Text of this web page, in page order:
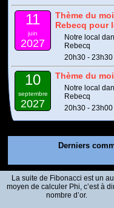
11
juin
2027
Thème du
Rebecq pour
Notre local
Rebecq
20h30 - 23h30
10
septembre
2027
Thème du
Notre local
Rebecq
20h30 - 23h00
Derniers
La suite de Fibonacci est un
moyen de calculer Phi, c’est à
nombre d’or.